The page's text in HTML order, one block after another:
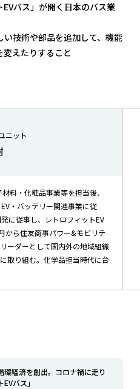
バス」が開く日本のバス業
技術や部品を追加して、機能
えたりすること
ニット
料・化粧品事業等を担当後、
・バッテリー関連事業に従
に従事し、レトロフィットEV
から住友商事パワー&モビリテ
ーダーとして国内外の地域組織
取り組む。化学品担当時代に台
環経済を創出。コロナ禍に走り
バス」